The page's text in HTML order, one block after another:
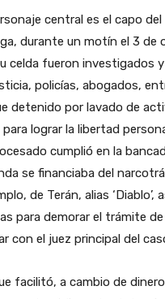
central es el capo
durante un motín el 3 de
celda fueron investigados
policías, abogados,
detenido por lavado de
lograr la libertad
cumplió en la
se financiaba del
de Terán, alias
para demorar el trámite
con el juez principal del
facilitó, a cambio de